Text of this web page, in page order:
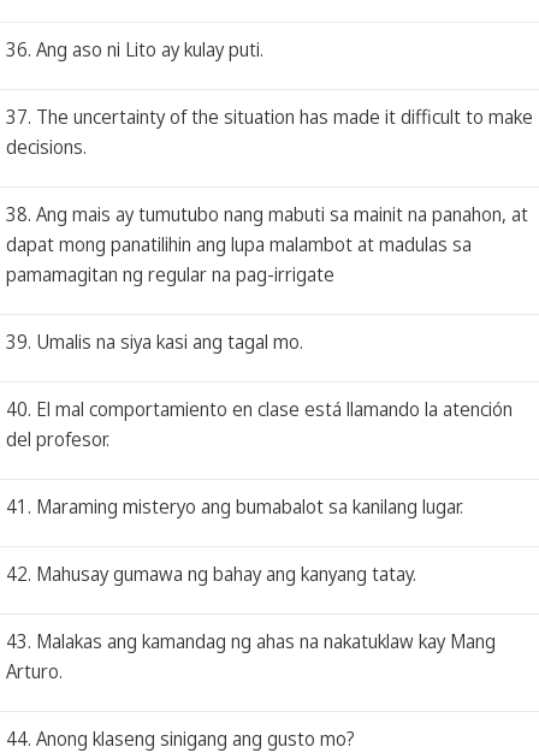
36. Ang aso ni Lito ay kulay puti.
37. The uncertainty of the situation has made it difficult to make
decisions.
38. Ang mais ay tumutubo nang mabuti sa mainit na panahon, at
dapat mong panatilihin ang lupa malambot at madulas sa
pamamagitan ng regular na pag-irrigate
39. Umalis na siya kasi ang tagal mo.
40. El mal comportamiento en clase está llamando la atención
del profesor.
41. Maraming misteryo ang bumabalot sa kanilang lugar.
42. Mahusay gumawa ng bahay ang kanyang tatay.
43. Malakas ang kamandag ng ahas na nakatuklaw kay Mang
Arturo.
44. Anong klaseng sinigang ang gusto mo?